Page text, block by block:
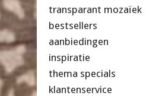
transparant mozaïek
bestsellers
aanbiedingen
inspiratie
thema specials
klantenservice